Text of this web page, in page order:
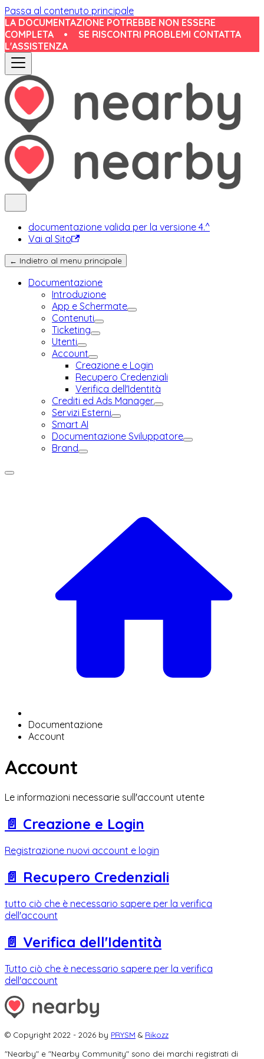
Passa al contenuto principale
LA DOCUMENTAZIONE POTREBBE NON ESSERE
COMPLETA
•
SE RISCONTRI PROBLEMI CONTATTA
L'ASSISTENZA
documentazione valida per la versione 4.^
Vai al Sito
← Indietro al menu principale
Documentazione
Introduzione
App e Schermate
Contenuti
Ticketing
Utenti
Account
Creazione e Login
Recupero Credenziali
Verifica dell'Identità
Crediti ed Ads Manager
Servizi Esterni
Smart AI
Documentazione Sviluppatore
Brand
Documentazione
Account
Account
Le informazioni necessarie sull'account utente
📄️ Creazione e Login
Registrazione nuovi account e login
📄️ Recupero Credenziali
tutto ciò che è necessario sapere per la verifica
dell'account
📄️ Verifica dell'Identità
Tutto ciò che è necessario sapere per la verifica
dell'account
© Copyright 2022 - 2026 by PRYSM & Rikozz
"Nearby" e "Nearby Community" sono dei marchi registrati di